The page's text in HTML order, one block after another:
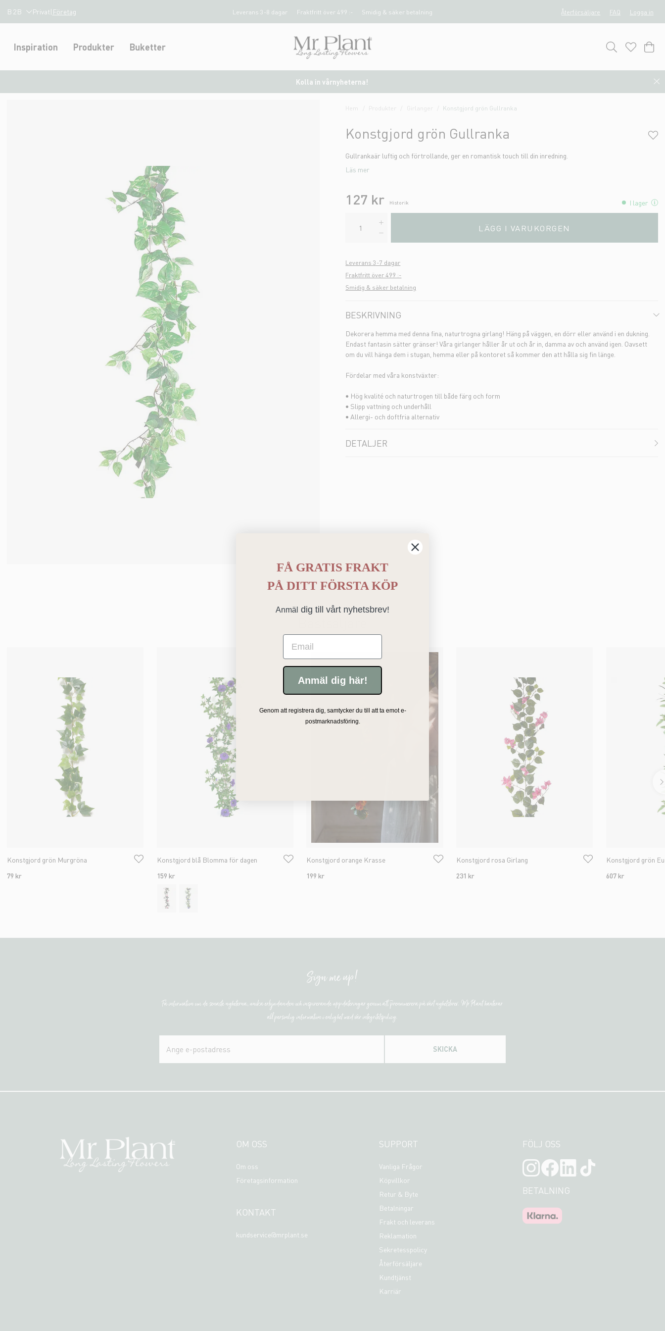
B2B Privat| Företag Leverans 3-8 dagar Fraktfritt över 499 :- Smidig & säker betalning Återförsäljare FAQ Logga in
Inspiration Produkter Buketter
Kolla in vårnyheterna!
Hem Produkter Konstgjord grön Gullranka
Konstgjord grön Gullranka
Gullrankaär luftig och förtrollande, ger en romantisk touch till din inredning.
Läs mer
127 kr Historik I lager
LÄGG I VARUKORGEN
Leverans 3-7 dagar
Fraktfritt över 499 :-
Smidig & säker betalning
BESKRIVNING
Dekorera hemma med denna fina, naturtrogna girlang! Häng på väggen, en dörr eller använd i en dukning.
Endast fantasin sätter gränser! Våra girlanger håller år ut och år in, damma av och använd igen. Oavsett
om du vill hänga dem i stugan, hemma eller på kontoret så kommer den att hålla sig fin länge.
Fördelar med våra konstväxter:
• Hög kvalité och naturtrogen till både färg och form
• Slipp vattning och underhåll
• Allergi- och doftfria alternativ
DETALJER
Konstgjord grön Murgröna
79 kr
Konstgjord blå Blomma för dagen
159 kr
Konstgjord orange Krasse
199 kr
Konstgjord rosa Girlang
231 kr
Konstgjord grön
607 kr
Sign me up!
Få information om de senaste nyheterna, unika erbjudanden och inspirerande uppdateringar genom att prenumerera på vårt nyhetsbrev. Mr Plant hanterar
all personlig information i enlighet med vår integritetspolicy.
SKICKA
OM OSS
Om oss
Företagsinformation
KONTAKT
kundservice@mrplant.se
SUPPORT
Vanliga Frågor
Köpvillkor
Retur & Byte
Betalningar
Frakt och leverans
Reklamation
Sekretesspolicy
Återförsäljare
Kundtjänst
Karriär
FÖLJ OSS
BETALNING
FÅ GRATIS FRAKT
PÅ DITT FÖRSTA KÖP
Anmäl dig till vårt nyhetsbrev!
Email
Anmäl dig här!
Genom att registrera dig, samtycker du till att ta emot e-
postmarknadsföring.